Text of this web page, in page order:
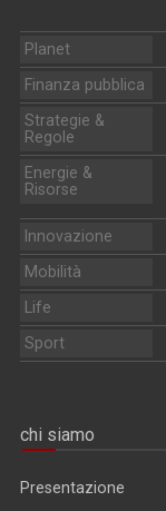
Planet
Finanza pubblica
Strategie &
Regole
Energie &
Risorse
Innovazione
Mobilità
Life
Sport
chi siamo
Presentazione